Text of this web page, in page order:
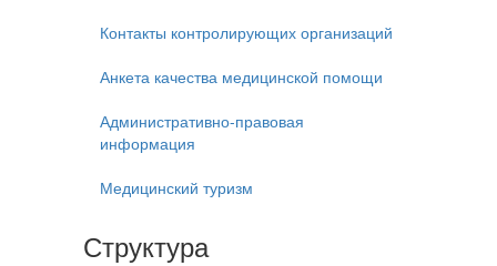
Контакты контролирующих организаций
Анкета качества медицинской помощи
Административно-правовая
информация
Медицинский туризм
Структура